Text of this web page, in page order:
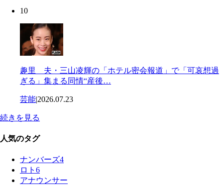
10
趣里 夫・三山凌輝の「ホテル密会報道」で「可哀想過
ぎる」集まる同情“産後…
芸能|2026.07.23
続きを見る
人気のタグ
ナンバーズ4
ロト6
アナウンサー